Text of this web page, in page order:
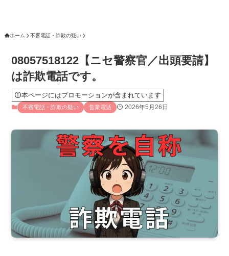
ホーム 不審電話・詐欺の疑い
08057518122【ニセ警察官／出頭要請】
は詐欺電話です。
本ページにはプロモーションが含まれています
不審電話・詐欺の疑い 営業電話 2026年5月26日